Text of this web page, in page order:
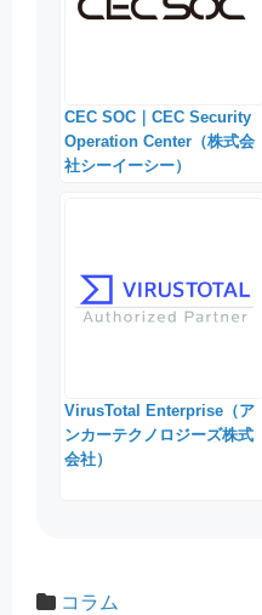
CEC SOC｜CEC Security
Operation Center（株式会
社シーイーシー）
VirusTotal Enterprise（ア
ンカーテクノロジーズ株式
会社）
コラム